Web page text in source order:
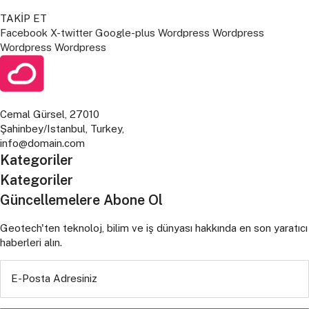
TAKİP ET
Facebook X-twitter Google-plus Wordpress Wordpress
Wordpress Wordpress
Cemal Gürsel, 27010
Şahinbey/Istanbul, Turkey,
info@domain.com
Kategoriler
Kategoriler
Güncellemelere Abone Ol
Geotech'ten teknoloj, bilim ve iş dünyası hakkında en son yaratıcı
haberleri alın.
E-Posta Adresiniz